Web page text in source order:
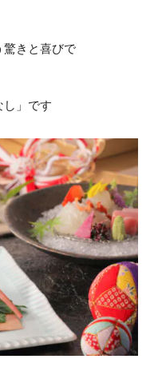
驚きと喜びで
し」です